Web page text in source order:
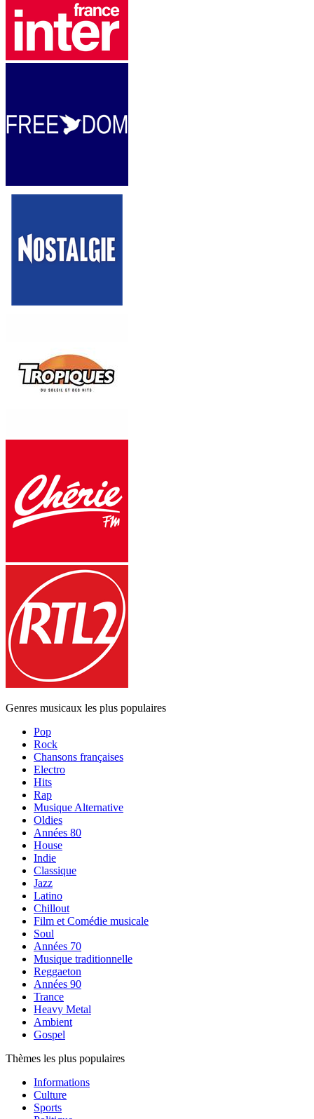
Genres musicaux les plus populaires
Pop
Rock
Chansons françaises
Electro
Hits
Rap
Musique Alternative
Oldies
Années 80
House
Indie
Classique
Jazz
Latino
Chillout
Film et Comédie musicale
Soul
Années 70
Musique traditionnelle
Reggaeton
Années 90
Trance
Heavy Metal
Ambient
Gospel
Thèmes les plus populaires
Informations
Culture
Sports